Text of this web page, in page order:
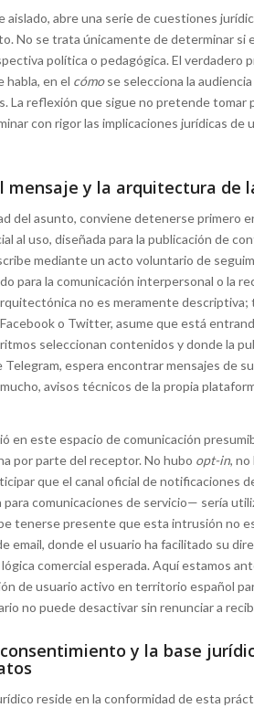
abre una serie de cuestiones
No se trata únicamente de determinar si
política o pedagógica. El verdadero
habla, en el cómose selecciona la audiencia
La reflexión que sigue no pretende tomar
con rigor las implicaciones jurídicas
mensaje y la arquitectura de
del asunto, conviene detenerse primero
al uso, diseñada para la publicación de
mediante un acto voluntario de
para la comunicación interpersonal o la
no es meramente
o Twitter, asume que está
seleccionan contenidos y donde la
espera encontrar mensajes de
avisos técnicos de la propia
en este espacio de comunicación
por parte del receptor. No hubo opt-in, no
que el canal oficial de notificaciones
comunicaciones de servicio— sería
tenerse presente que esta intrusión no
email, donde el usuario ha facilitado su
comercial esperada. Aquí estamos
de usuario activo en territorio español
no puede desactivar sin renunciar a
y la base
reside en la conformidad de esta